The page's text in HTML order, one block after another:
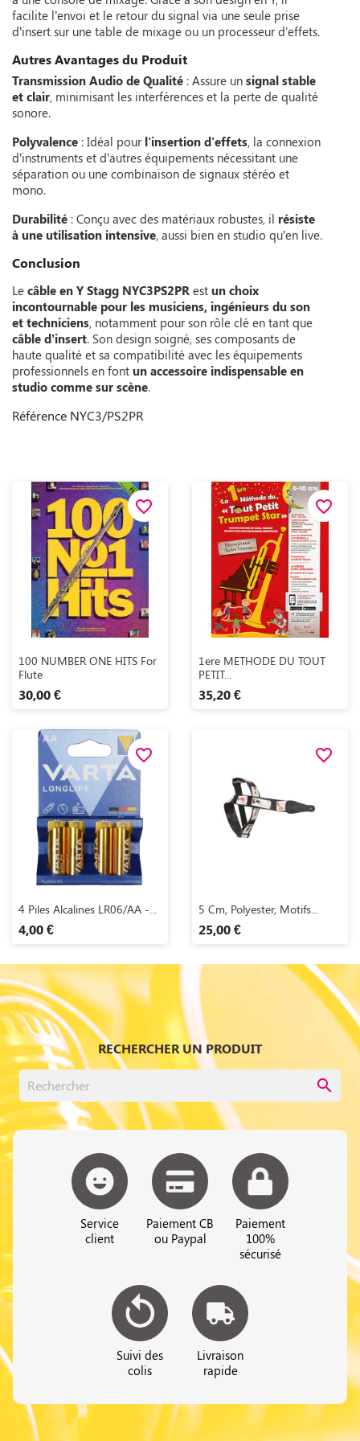
facilite l’envoi et le retour du signal via une seule prise
d’insert sur une table de mixage ou un processeur d'effets.
Autres Avantages du Produit
Transmission Audio de Qualité : Assure un signal stable
et clair, minimisant les interférences et la perte de qualité
sonore.
Polyvalence : Idéal pour l'insertion d'effets, la connexion
d’instruments et d’autres équipements nécessitant une
séparation ou une combinaison de signaux stéréo et
mono.
Durabilité : Conçu avec des matériaux robustes, il résiste
à une utilisation intensive, aussi bien en studio qu’en live.
Conclusion
Le câble en Y Stagg NYC3PS2PR est un choix
incontournable pour les musiciens, ingénieurs du son
et techniciens, notamment pour son rôle clé en tant que
câble d’insert. Son design soigné, ses composants de
haute qualité et sa compatibilité avec les équipements
professionnels en font un accessoire indispensable en
studio comme sur scène.
Référence NYC3/PS2PR
Aperçu rapide
100 NUMBER ONE HITS For
Flute
30,00 €
favorite_border
Aperçu rapide
1ere METHODE DU TOUT
PETIT...
35,20 €
favorite_border
Aperçu rapide
4 Piles Alcalines LR06/AA -...
4,00 €
favorite_border
 Aperçu rapide
5 Cm, Polyester, Motifs...
25,00 €
favorite_border
RECHERCHER UN PRODUIT
search
Service
client
Paiement CB
ou Paypal
Paiement
100%
sécurisé
Suivi des
colis
Livraison
rapide